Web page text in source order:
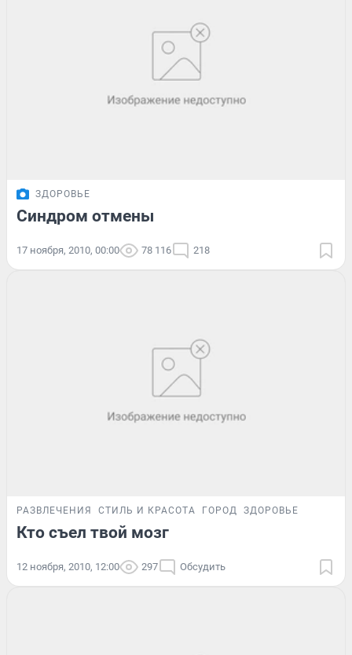
ЗДОРОВЬЕ
Синдром отмены
17 ноября, 2010, 00:00 78 116 218
РАЗВЛЕЧЕНИЯ СТИЛЬ И КРАСОТА ГОРОД ЗДОРОВЬЕ
Кто съел твой мозг
12 ноября, 2010, 12:00 297 Обсудить